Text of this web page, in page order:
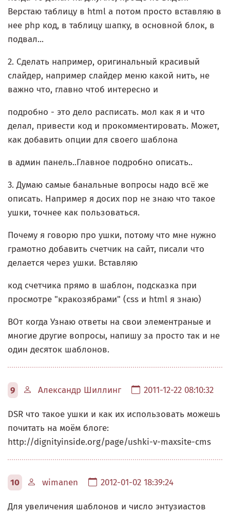
Верстаю таблицу в html а потом просто вставляю в
нее php код, в таблицу шапку, в основной блок, в
подвал...
2. Сделать например, оригинальный красивый
слайдер, например слайдер меню какой нить, не
важно что, главно чтоб интересно и
подробно - это дело расписать. мол как я и что
делал, привести код и прокомментировать. Может,
как добавить опции для своего шаблона
в админ панель..Главное подробно описать..
3. Думаю самые банальные вопросы надо всё же
описать. Например я досих пор не знаю что такое
ушки, точнее как пользоваться.
Почему я говорю про ушки, потому что мне нужно
грамотно добавить счетчик на сайт, писали что
делается через ушки. Вставляю
код счетчика прямо в шаблон, подсказка при
просмотре "кракозябрами" (css и html я знаю)
ВОт когда Узнаю ответы на свои элементраные и
многие другие вопросы, напишу за просто так и не
один десяток шаблонов.
9 Александр Шиллинг 2011-12-22 08:10:32
DSR что такое ушки и как их использовать можешь
почитать на моём блоге:
http://dignityinside.org/page/ushki-v-maxsite-cms
10 wimanen 2012-01-02 18:39:24
Для увеличения шаблонов и число энтузиастов